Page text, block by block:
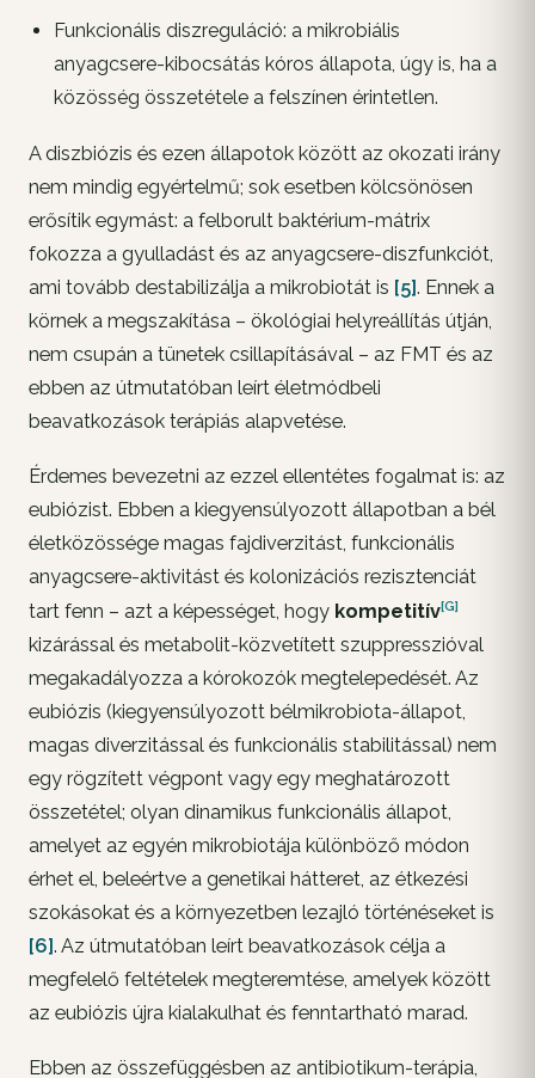
Funkcionális diszreguláció: a mikrobiális
anyagcsere-kibocsátás kóros állapota, úgy is, ha a
közösség összetétele a felszínen érintetlen.
A diszbiózis és ezen állapotok között az okozati irány
nem mindig egyértelmű; sok esetben kölcsönösen
erősítik egymást: a felborult baktérium-mátrix
fokozza a gyulladást és az anyagcsere-diszfunkciót,
ami tovább destabilizálja a mikrobiotát is [5]. Ennek a
körnek a megszakítása – ökológiai helyreállítás útján,
nem csupán a tünetek csillapításával – az FMT és az
ebben az útmutatóban leírt életmódbeli
beavatkozások terápiás alapvetése.
Érdemes bevezetni az ezzel ellentétes fogalmat is: az
eubiózist. Ebben a kiegyensúlyozott állapotban a bél
életközössége magas fajdiverzitást, funkcionális
anyagcsere-aktivitást és kolonizációs rezisztenciát
tart fenn – azt a képességet, hogy kompetitív[G]
kizárással és metabolit-közvetített szuppresszióval
megakadályozza a kórokozók megtelepedését. Az
eubiózis (kiegyensúlyozott bélmikrobiota-állapot,
magas diverzitással és funkcionális stabilitással) nem
egy rögzített végpont vagy egy meghatározott
összetétel; olyan dinamikus funkcionális állapot,
amelyet az egyén mikrobiotája különböző módon
érhet el, beleértve a genetikai hátteret, az étkezési
szokásokat és a környezetben lezajló történéseket is
[6]. Az útmutatóban leírt beavatkozások célja a
megfelelő feltételek megteremtése, amelyek között
az eubiózis újra kialakulhat és fenntartható marad.
Ebben az összefüggésben az antibiotikum-terápia,